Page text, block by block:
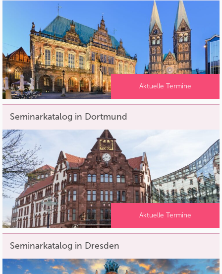
Aktuelle Termine
Seminarkatalog in Dortmund
Aktuelle Termine
Seminarkatalog in Dresden